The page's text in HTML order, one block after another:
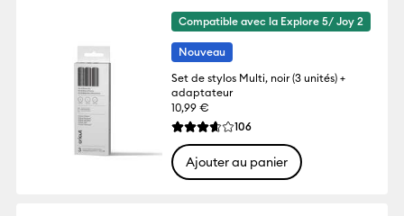
Compatible avec la Explore 5/ Joy 2
Nouveau
Set de stylos Multi, noir (3 unités) +
adaptateur
10,99 €
La note moyenne de ce produit est 3.6
106Reviews
Ajouter au panier